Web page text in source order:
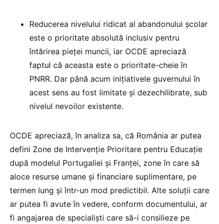
Reducerea nivelului ridicat al abandonului școlar
este o prioritate absolută inclusiv pentru
întărirea pieței muncii, iar OCDE apreciază
faptul că aceasta este o prioritate-cheie în
PNRR. Dar până acum inițiativele guvernului în
acest sens au fost limitate și dezechilibrate, sub
nivelul nevoilor existente.
OCDE apreciază, în analiza sa, că România ar putea
defini Zone de Intervenție Prioritare pentru Educație
după modelul Portugaliei și Franței, zone în care să
aloce resurse umane și financiare suplimentare, pe
termen lung și într-un mod predictibil. Alte soluții care
ar putea fi avute în vedere, conform documentului, ar
fi angajarea de specialiști care să-i consilieze pe